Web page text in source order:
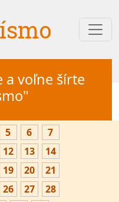
a voľne šírte
5 6
7
12 13
14
19 20
21
26 27
28